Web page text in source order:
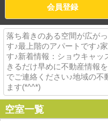
会員登録
落ち着きのある空間が広が
す♪最上階のアパートです♪
す♪新着情報：ショウキャッ
きるだけ早めに不動産情報
でご連絡ください♪地域の不
ます(*^^*)
空室一覧